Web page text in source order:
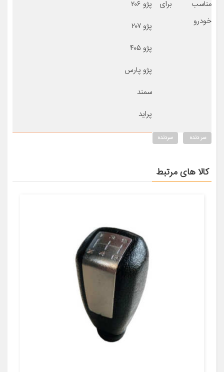
مناسب برای
خودرو
پژو ۲۰۶
پژو ۲۰۷
پژو ۴۰۵
پژو پارس
سمند
پراید
سر دنده سردنده
کالا های مرتبط